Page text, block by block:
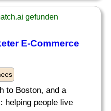
gefunden
E-Commerce
to Boston, and a
helping people live